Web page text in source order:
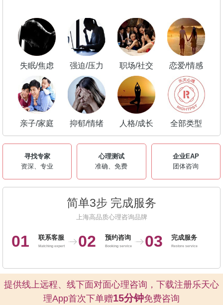
失眠/焦虑 强迫/压力 职场/社交 恋爱/情感
亲子/家庭 抑郁/情绪 人格/成长 全部类型
寻找专家
资深、专业
心理测试
准确、免费
企业EAP
团体咨询
简单3步 完成服务
上海高品质心理咨询品牌
01 联系客服
Matching expert 02 预约咨询
Booking service 03 完成服务
Restore service
提供线上远程、线下面对面心理咨询，下载注册乐天心
理App首次下单赠15分钟免费咨询